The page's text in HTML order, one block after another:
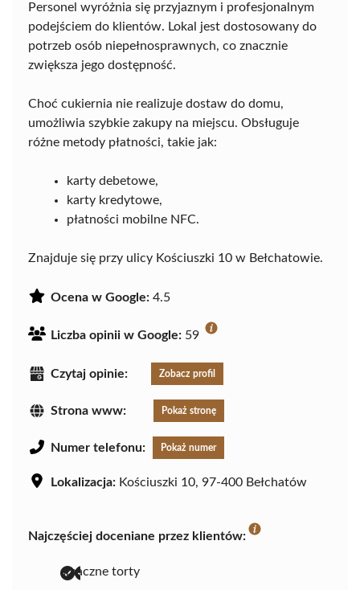
Personel wyróżnia się przyjaznym i profesjonalnym
podejściem do klientów. Lokal jest dostosowany do
potrzeb osób niepełnosprawnych, co znacznie
zwiększa jego dostępność.
Choć cukiernia nie realizuje dostaw do domu,
umożliwia szybkie zakupy na miejscu. Obsługuje
różne metody płatności, takie jak:
karty debetowe,
karty kredytowe,
płatności mobilne NFC.
Znajduje się przy ulicy Kościuszki 10 w Bełchatowie.
Ocena w Google: 4.5
Liczba opinii w Google: 59
Czytaj opinie: Zobacz profil
Strona www: Pokaż stronę
Numer telefonu: Pokaż numer
Lokalizacja: Kościuszki 10, 97-400 Bełchatów
Najczęściej doceniane przez klientów:
smaczne torty